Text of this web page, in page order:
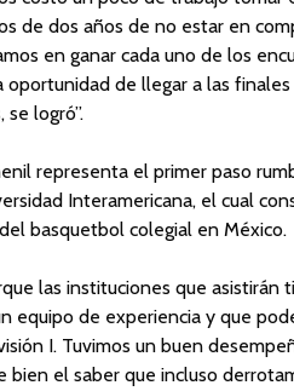
de dos años de no estar en
en ganar cada uno de los
oportunidad de llegar a las
logró”.
representa el primer paso
Interamericana, el cual
basquetbol colegial en México.
las instituciones que asistirán
equipo de experiencia y que
I. Tuvimos un buen
bien el saber que incluso